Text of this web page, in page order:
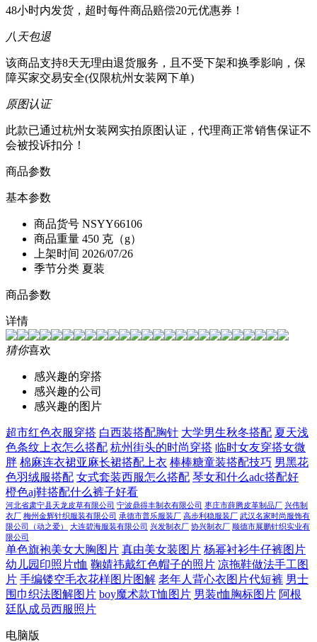
48小时内发货，超时每件商品赔偿20元优惠券！
八天包退
该商品支持8天无理由退货服务，且不受下架和换季影响，保
障买家交易安全(仅限杭州女装网下单)
原图认证
此款已通过杭州女装网实拍原图认证，代理商正常销售保证不
会被投诉扣分！
商品参数
基本参数
商品货号 NSYY66106
商品重量 450 克（g）
上架时间 2026/07/26
季节分类 夏装
商品参数
详情
猜你喜欢
感兴趣的穿搭
感兴趣的公司
感兴趣的图片
超市红色衣服穿搭 白西装搭配胸针 大学男生秋冬搭配 夏天浅
色条纹上衣怎么搭配 杭州街头的时尚穿搭 临时女友穿搭女微
胖 棉麻连衣裙亚麻长裙搭配上衣 棒棒糖童装搭配技巧 男黑花
色羽绒服搭配 女式套装西服怎么搭配 琴女和什么adc搭配好
橙色aj鞋搭配什么裤子好看
河北省肃宁县天龙皮草有限公司 宁波鼎得丰制衣有限公司 枣庄市薛腾皮革制品厂 兴伟制
衣厂 梅州金辉针织服装有限公司 承德市普乐服装厂 高步利稳服装厂 武汉名家时尚服饰有
限公司（动之爱）
大连碧海服装有限公司 兴发制衣厂 协兴制衣厂 顺德市展鹏针织实业有
限公司
单色旗袍美女大胸图片 真由美女装图片 杨幂衬衫牛仔裤图片
幼儿园印照片t恤 鞠婧祎戴红色帽子的照片 凉拖鞋做法手工图
片 手编镂空毛衣花样图片图解 老年人背心衣图片代短裤 男士
围巾织法图解图片 boy魔术款T恤图片 男装t恤胸标图片 阿根
廷队成员西服照片
电脑版